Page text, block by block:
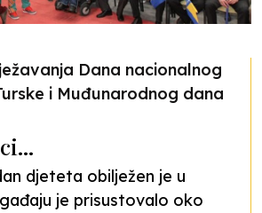
Dana nacionalnog
i Muđunarodnog dana
djeteta obilježen je u
je prisustovalo oko